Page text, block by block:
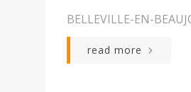
BELLEVILLE-EN-
read more